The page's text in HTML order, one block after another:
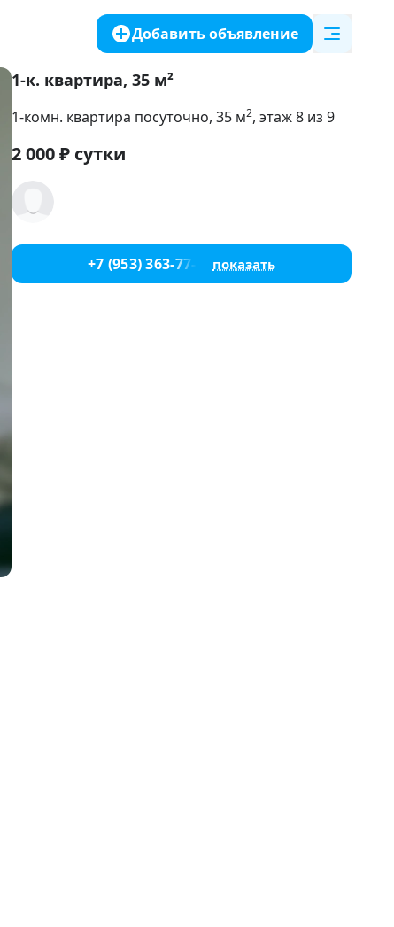
Добавить объявление
1-к. квартира, 35 м²
1-комн. квартира посуточно, 35 м2, этаж 8 из 9
2 000₽ сутки
+7 (953) 363-77-44 показать